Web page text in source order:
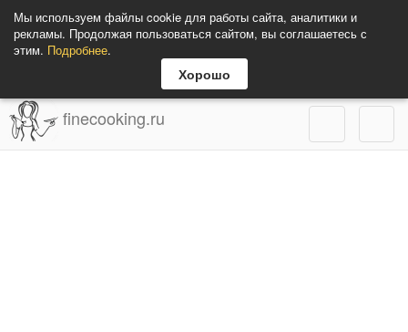
Мы используем файлы cookie для работы сайта, аналитики и
рекламы. Продолжая пользоваться сайтом, вы соглашаетесь с
этим. Подробнее.
Хорошо
finecooking.ru